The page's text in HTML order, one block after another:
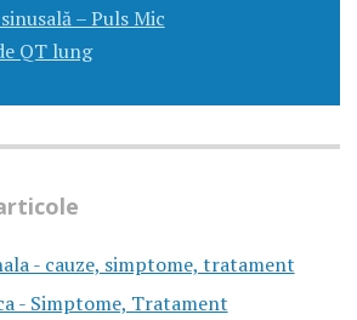
– Puls Mic
QT lung
- cauze, simptome, tratament
- Simptome, Tratament